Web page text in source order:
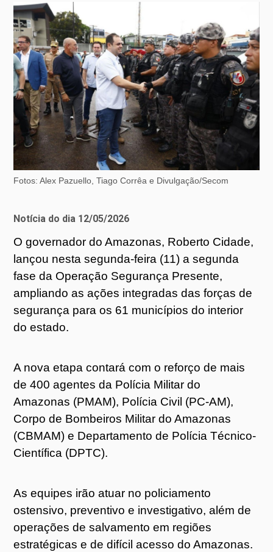
Fotos: Alex Pazuello, Tiago Corrêa e Divulgação/Secom
Notícia do dia 12/05/2026
O governador do Amazonas, Roberto Cidade,
lançou nesta segunda-feira (11) a segunda
fase da Operação Segurança Presente,
ampliando as ações integradas das forças de
segurança para os 61 municípios do interior
do estado.
A nova etapa contará com o reforço de mais
de 400 agentes da Polícia Militar do
Amazonas (PMAM), Polícia Civil (PC-AM),
Corpo de Bombeiros Militar do Amazonas
(CBMAM) e Departamento de Polícia Técnico-
Científica (DPTC).
As equipes irão atuar no policiamento
ostensivo, preventivo e investigativo, além de
operações de salvamento em regiões
estratégicas e de difícil acesso do Amazonas.